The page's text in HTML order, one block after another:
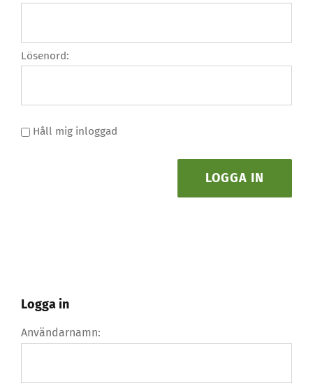
Lösenord:
Håll mig inloggad
LOGGA IN
Logga in
Användarnamn: